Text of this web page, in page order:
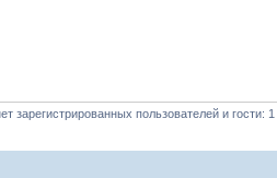
зарегистрированных пользователей и гости: 1